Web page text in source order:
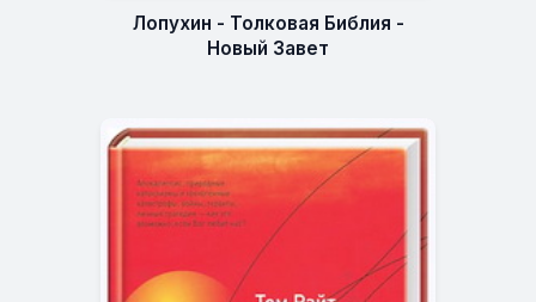
Лопухин - Толковая Библия -
Новый Завет